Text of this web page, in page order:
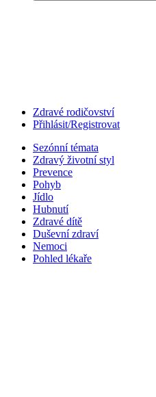
Zdravé rodičovství
Přihlásit/Registrovat
Sezónní témata
Zdravý životní styl
Prevence
Pohyb
Jídlo
Hubnutí
Zdravé dítě
Duševní zdraví
Nemoci
Pohled lékaře